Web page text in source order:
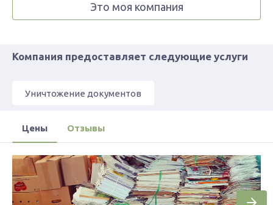
Это моя компания
Компания предоставляет следующие услуги
Уничтожение документов
Цены Отзывы